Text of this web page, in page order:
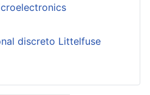
discreto Littelfuse